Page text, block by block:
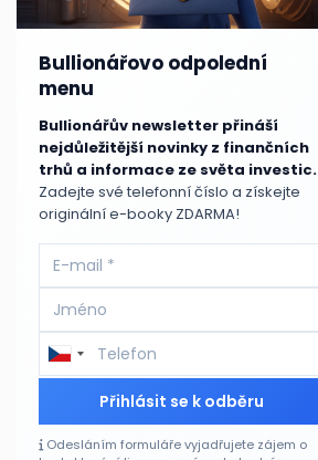
Bullionářovo odpolední
menu
Bullionářův newsletter přináší
nejdůležitější novinky z finančních
trhů a informace ze světa investic.
Zadejte své telefonní číslo a získejte
originální e-booky ZDARMA!
Přihlásit se k odběru
Odesláním formuláře vyjadřujete zájem o